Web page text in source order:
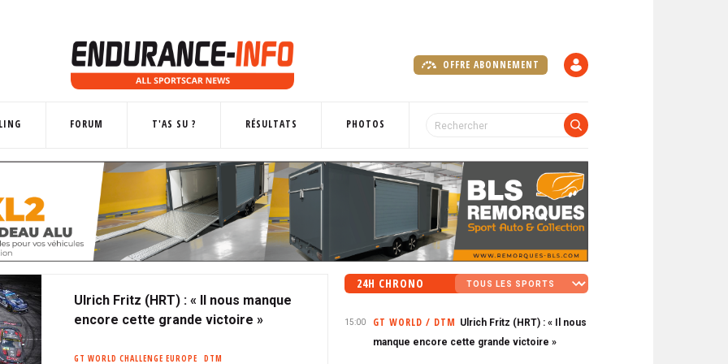
OFFRE ABONNEMENT
FORUM T'AS SU ? RÉSULTATS PHOTOS
Ulrich Fritz (HRT) : « Il nous manque
encore cette grande victoire »
GT WORLD CHALLENGE EUROPE
DTM
24H CHRONO
15:00 GT WORLD / DTM Ulrich Fritz (HRT) : « Il nous
manque encore cette grande victoire »